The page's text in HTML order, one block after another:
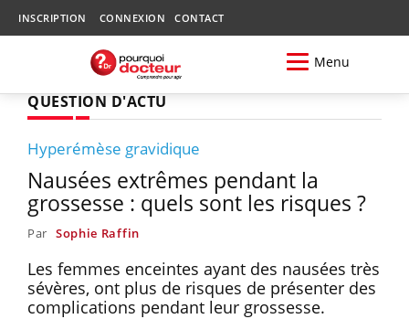
INSCRIPTION CONNEXION CONTACT
Menu
QUESTION D'ACTU
Hyperémèse gravidique
Nausées extrêmes pendant la
grossesse : quels sont les risques ?
Par Sophie Raffin
Les femmes enceintes ayant des nausées très
sévères, ont plus de risques de présenter des
complications pendant leur grossesse.